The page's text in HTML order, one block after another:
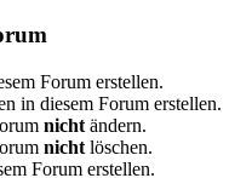
Forum erstellen.
in diesem Forum erstellen.
nicht ändern.
nicht löschen.
Forum erstellen.